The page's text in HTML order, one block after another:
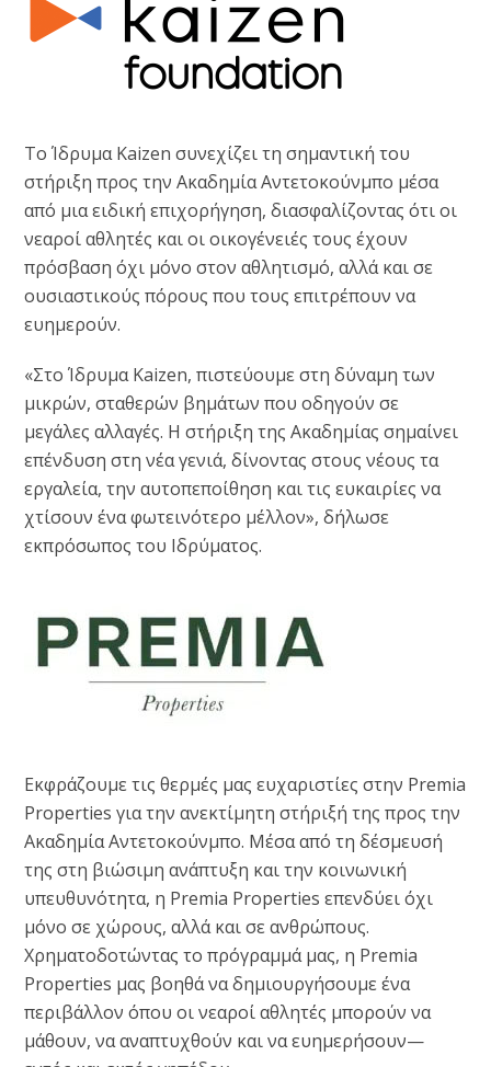
Το Ίδρυμα Kaizen συνεχίζει τη σημαντική του
στήριξη προς την Ακαδημία Αντετοκούνμπο μέσα
από μια ειδική επιχορήγηση, διασφαλίζοντας ότι οι
νεαροί αθλητές και οι οικογένειές τους έχουν
πρόσβαση όχι μόνο στον αθλητισμό, αλλά και σε
ουσιαστικούς πόρους που τους επιτρέπουν να
ευημερούν.
«Στο Ίδρυμα Kaizen, πιστεύουμε στη δύναμη των
μικρών, σταθερών βημάτων που οδηγούν σε
μεγάλες αλλαγές. Η στήριξη της Ακαδημίας σημαίνει
επένδυση στη νέα γενιά, δίνοντας στους νέους τα
εργαλεία, την αυτοπεποίθηση και τις ευκαιρίες να
χτίσουν ένα φωτεινότερο μέλλον», δήλωσε
εκπρόσωπος του Ιδρύματος.
Εκφράζουμε τις θερμές μας ευχαριστίες στην Premia
Properties για την ανεκτίμητη στήριξή της προς την
Ακαδημία Αντετοκούνμπο. Μέσα από τη δέσμευσή
της στη βιώσιμη ανάπτυξη και την κοινωνική
υπευθυνότητα, η Premia Properties επενδύει όχι
μόνο σε χώρους, αλλά και σε ανθρώπους.
Χρηματοδοτώντας το πρόγραμμά μας, η Premia
Properties μας βοηθά να δημιουργήσουμε ένα
περιβάλλον όπου οι νεαροί αθλητές μπορούν να
μάθουν, να αναπτυχθούν και να ευημερήσουν—